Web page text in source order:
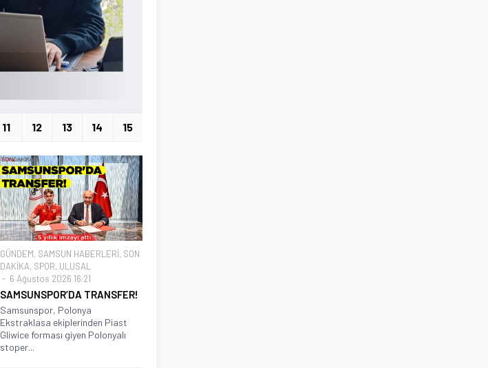
11 12 13 14 15
GÜNDEM, SAMSUN HABERLERİ, SON
DAKİKA, SPOR, ULUSAL
6 Ağustos 2026 16:21
SAMSUNSPOR’DA TRANSFER!
Samsunspor, Polonya
Ekstraklasa ekiplerinden Piast
Gliwice forması giyen Polonyalı
stoper...